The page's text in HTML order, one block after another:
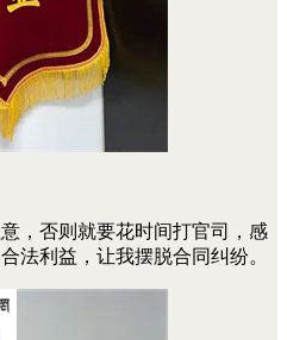
，否则就要花时间打官司，感
法利益，让我摆脱合同纠纷。